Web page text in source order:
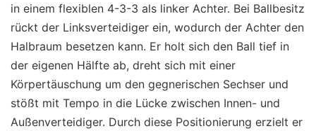
in einem flexiblen 4-3-3 als linker Achter. Bei Ballbesitz
rückt der Linksverteidiger ein, wodurch der Achter den
Halbraum besetzen kann. Er holt sich den Ball tief in
der eigenen Hälfte ab, dreht sich mit einer
Körpertäuschung um den gegnerischen Sechser und
stößt mit Tempo in die Lücke zwischen Innen- und
Außenverteidiger. Durch diese Positionierung erzielt er